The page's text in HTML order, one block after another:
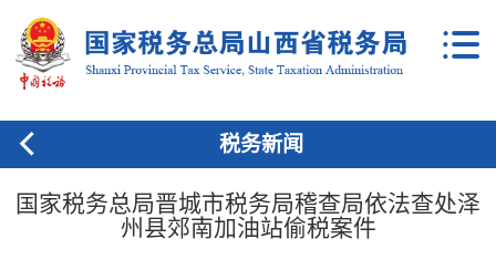
税务新闻
国家税务总局晋城市税务局稽查局依法查处泽
州县郊南加油站偷税案件